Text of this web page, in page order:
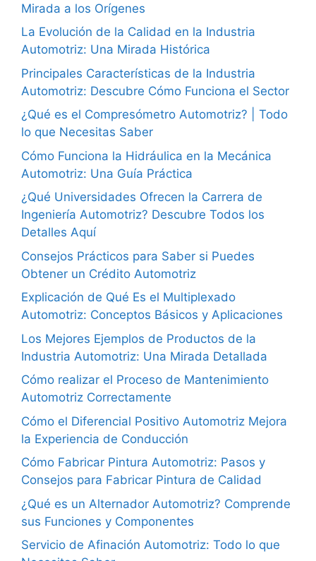
Mirada a los Orígenes
La Evolución de la Calidad en la Industria
Automotriz: Una Mirada Histórica
Principales Características de la Industria
Automotriz: Descubre Cómo Funciona el Sector
¿Qué es el Compresómetro Automotriz? | Todo
lo que Necesitas Saber
Cómo Funciona la Hidráulica en la Mecánica
Automotriz: Una Guía Práctica
¿Qué Universidades Ofrecen la Carrera de
Ingeniería Automotriz? Descubre Todos los
Detalles Aquí
Consejos Prácticos para Saber si Puedes
Obtener un Crédito Automotriz
Explicación de Qué Es el Multiplexado
Automotriz: Conceptos Básicos y Aplicaciones
Los Mejores Ejemplos de Productos de la
Industria Automotriz: Una Mirada Detallada
Cómo realizar el Proceso de Mantenimiento
Automotriz Correctamente
Cómo el Diferencial Positivo Automotriz Mejora
la Experiencia de Conducción
Cómo Fabricar Pintura Automotriz: Pasos y
Consejos para Fabricar Pintura de Calidad
¿Qué es un Alternador Automotriz? Comprende
sus Funciones y Componentes
Servicio de Afinación Automotriz: Todo lo que